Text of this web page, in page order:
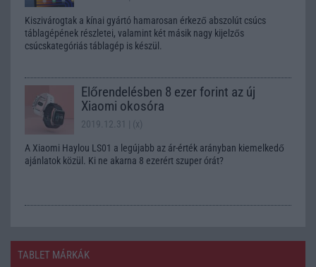
Kiszivárogtak a kínai gyártó hamarosan érkező abszolút csúcs
táblagépének részletei, valamint két másik nagy kijelzős
csúcskategóriás táblagép is készül.
Előrendelésben 8 ezer forint az új
Xiaomi okosóra
2019.12.31 | (x)
A Xiaomi Haylou LS01 a legújabb az ár-érték arányban kiemelkedő
ajánlatok közül. Ki ne akarna 8 ezerért szuper órát?
TABLET MÁRKÁK